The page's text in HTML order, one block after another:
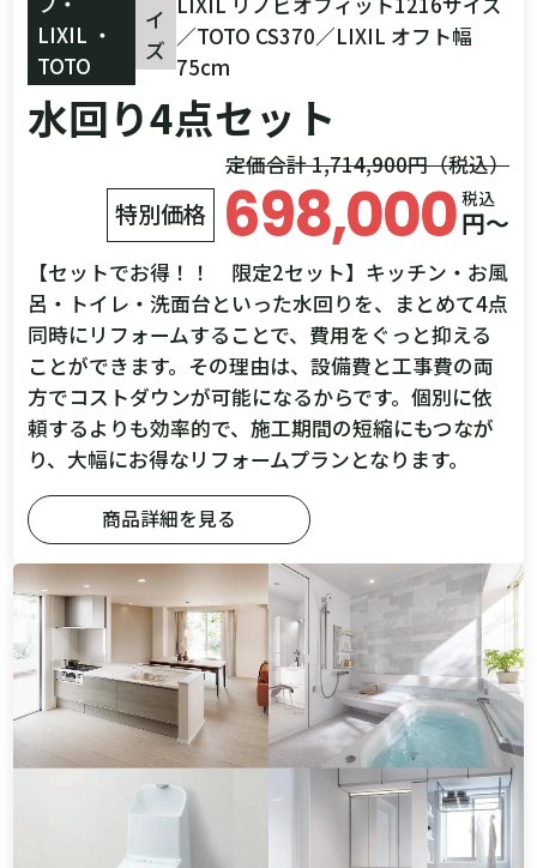
LIXIL ・
TOTO
イ
ズ
／TOTO CS370／LIXIL オフト幅
75cm
水回り4点セット
定価合計 1,714,900円（税込）
特別価格 698,000円～
税込
【セットでお得！！ 限定2セット】キッチン・お風
呂・トイレ・洗面台といった水回りを、まとめて4点
同時にリフォームすることで、費用をぐっと抑える
ことができます。その理由は、設備費と工事費の両
方でコストダウンが可能になるからです。個別に依
頼するよりも効率的で、施工期間の短縮にもつなが
り、大幅にお得なリフォームプランとなります。
商品詳細を見る